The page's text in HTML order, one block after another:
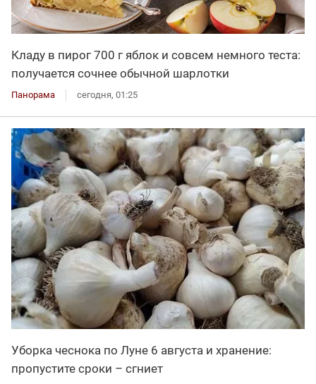
Кладу в пирог 700 г яблок и совсем немного теста:
получается сочнее обычной шарлотки
Панорама сегодня, 01:25
Уборка чеснока по Луне 6 августа и хранение:
пропустите сроки – сгниет